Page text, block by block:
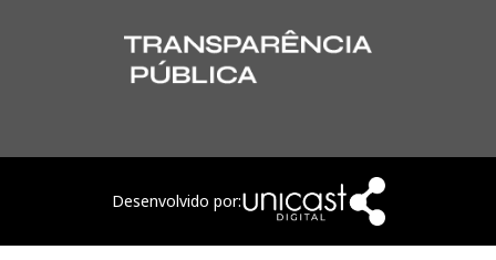
Desenvolvido por: